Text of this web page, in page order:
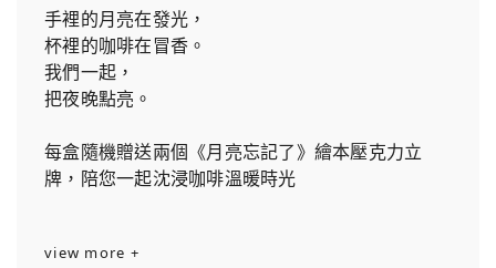
手裡的月亮在發光，
杯裡的咖啡在冒香。
我們一起，
把夜晚點亮。
每盒隨機贈送兩個《月亮忘記了》繪本壓克力立
牌，陪您一起沈浸咖啡溫暖時光
view more +